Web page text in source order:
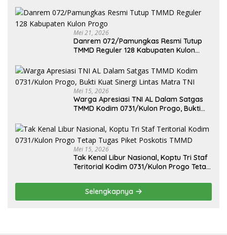
Mei 21, 2026
Danrem 072/Pamungkas Resmi Tutup
TMMD Reguler 128 Kabupaten Kulon
Mei 15, 2026
Warga Apresiasi TNI AL Dalam Satgas
TMMD Kodim 0731/Kulon Progo, Bukti
Mei 15, 2026
Tak Kenal Libur Nasional, Koptu Tri Staf
Teritorial Kodim 0731/Kulon Progo Tetap
Selengkapnya